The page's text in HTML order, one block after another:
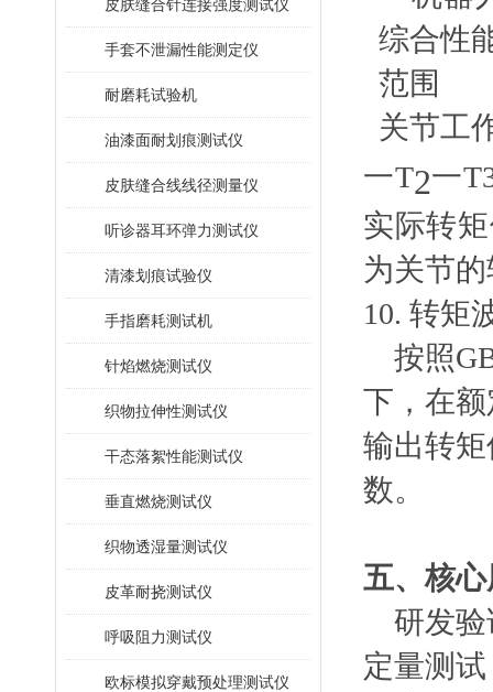
皮肤缝合针连接强度测试仪
手套不泄漏性能测定仪
耐磨耗试验机
油漆面耐划痕测试仪
皮肤缝合线线径测量仪
听诊器耳环弹力测试仪
清漆划痕试验仪
手指磨耗测试机
针焰燃烧测试仪
织物拉伸性测试仪
干态落絮性能测试仪
垂直燃烧测试仪
织物透湿量测试仪
皮革耐挠测试仪
呼吸阻力测试仪
欧标模拟穿戴预处理测试仪
关节工
一T2一T
实际转
为关节
10. 转矩
按照
下，在
输出转
数。
五、核
研发
定量测